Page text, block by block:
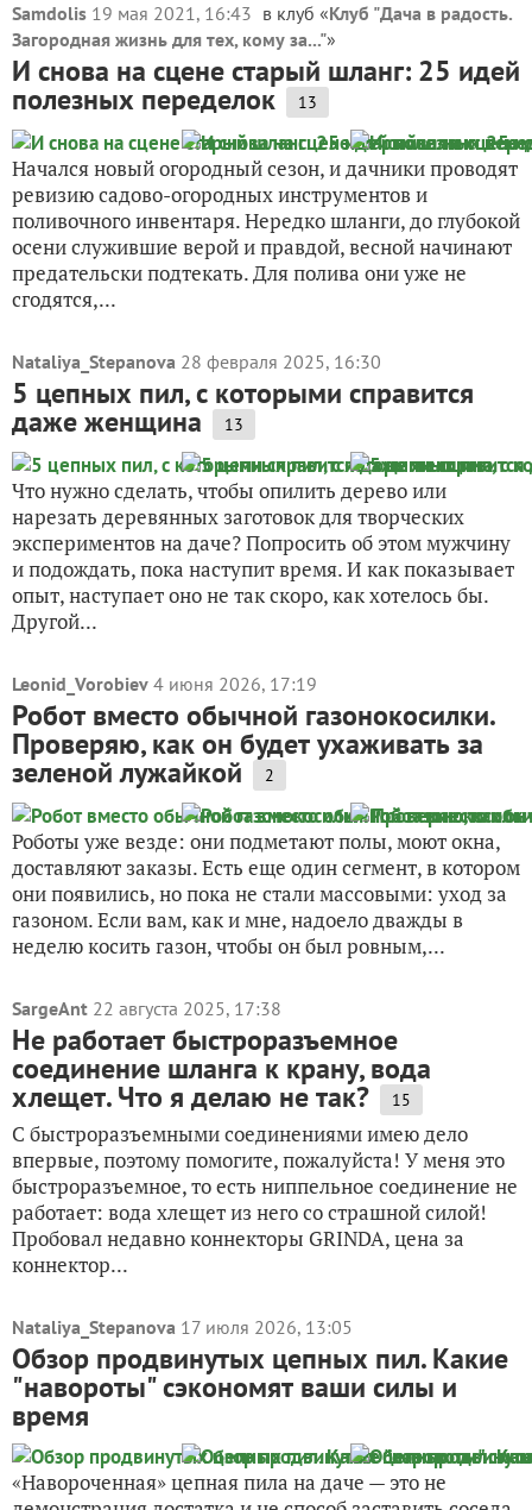
Samdolis 19 мая 2021, 16:43 в клуб «Клуб "Дача в радость.
Загородная жизнь для тех, кому за..."»
И снова на сцене старый шланг: 25 идей
полезных переделок 13
Начался новый огородный сезон, и дачники проводят
ревизию садово-огородных инструментов и
поливочного инвентаря. Нередко шланги, до глубокой
осени служившие верой и правдой, весной начинают
предательски подтекать. Для полива они уже не
сгодятся,...
Nataliya_Stepanova 28 февраля 2025, 16:30
5 цепных пил, с которыми справится
даже женщина 13
Что нужно сделать, чтобы опилить дерево или
нарезать деревянных заготовок для творческих
экспериментов на даче? Попросить об этом мужчину
и подождать, пока наступит время. И как показывает
опыт, наступает оно не так скоро, как хотелось бы.
Другой...
Leonid_Vorobiev 4 июня 2026, 17:19
Робот вместо обычной газонокосилки.
Проверяю, как он будет ухаживать за
зеленой лужайкой 2
Роботы уже везде: они подметают полы, моют окна,
доставляют заказы. Есть еще один сегмент, в котором
они появились, но пока не стали массовыми: уход за
газоном. Если вам, как и мне, надоело дважды в
неделю косить газон, чтобы он был ровным,...
SargeAnt 22 августа 2025, 17:38
Не работает быстроразъемное
соединение шланга к крану, вода
хлещет. Что я делаю не так? 15
С быстроразъемными соединениями имею дело
впервые, поэтому помогите, пожалуйста! У меня это
быстроразъемное, то есть ниппельное соединение не
работает: вода хлещет из него со страшной силой!
Пробовал недавно коннекторы GRINDA, цена за
коннектор...
Nataliya_Stepanova 17 июля 2026, 13:05
Обзор продвинутых цепных пил. Какие
"навороты" сэкономят ваши силы и
время
«Навороченная» цепная пила на даче — это не